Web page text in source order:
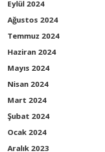
Eylül 2024
Ağustos 2024
Temmuz 2024
Haziran 2024
Mayıs 2024
Nisan 2024
Mart 2024
Şubat 2024
Ocak 2024
Aralık 2023